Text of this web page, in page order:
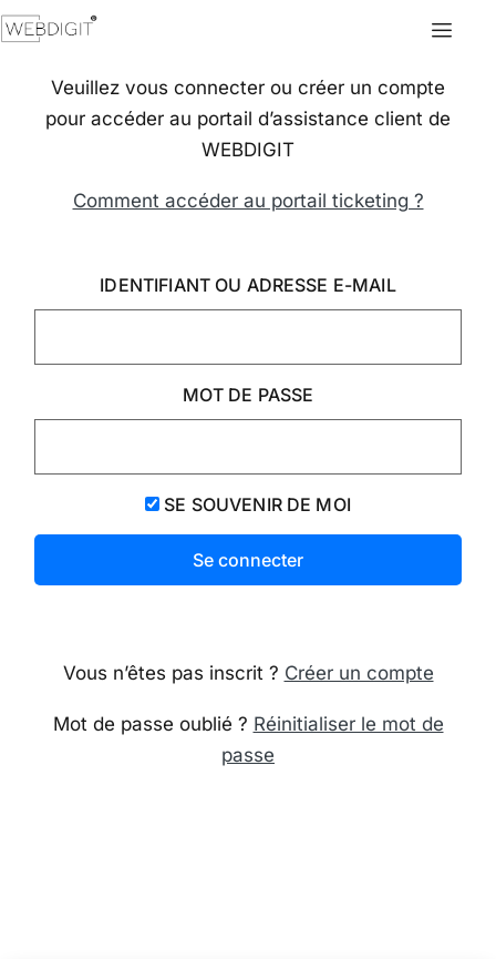
Veuillez vous connecter ou créer un compte
pour accéder au portail d’assistance client de
WEBDIGIT
Comment accéder au portail ticketing ?
IDENTIFIANT OU ADRESSE E-MAIL
MOT DE PASSE
SE SOUVENIR DE MOI
Vous n’êtes pas inscrit ? Créer un compte
Mot de passe oublié ? Réinitialiser le mot de
passe